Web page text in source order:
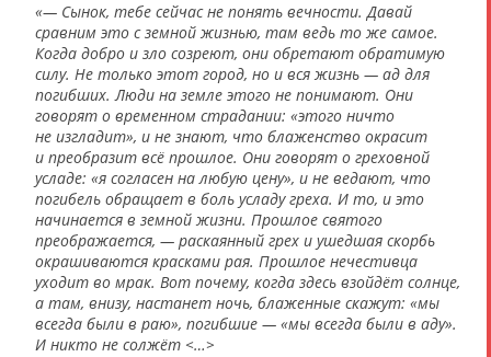
«— Сынок, тебе сейчас не понять вечности. Давай
сравним это с земной жизнью, там ведь то же самое.
Когда добро и зло созреют, они обретают обратимую
силу. Не только этот город, но и вся жизнь — ад для
погибших. Люди на земле этого не понимают. Они
говорят о временном страдании: «этого ничто
не изгладит», и не знают, что блаженство окрасит
и преобразит всё прошлое. Они говорят о греховной
усладе: «я согласен на любую цену», и не ведают, что
погибель обращает в боль усладу греха. И то, и это
начинается в земной жизни. Прошлое святого
преображается, — раскаянный грех и ушедшая скорбь
окрашиваются красками рая. Прошлое нечестивца
уходит во мрак. Вот почему, когда здесь взойдёт солнце,
а там, внизу, настанет ночь, блаженные скажут: «мы
всегда были в раю», погибшие — «мы всегда были в аду».
И никто не солжёт <…>